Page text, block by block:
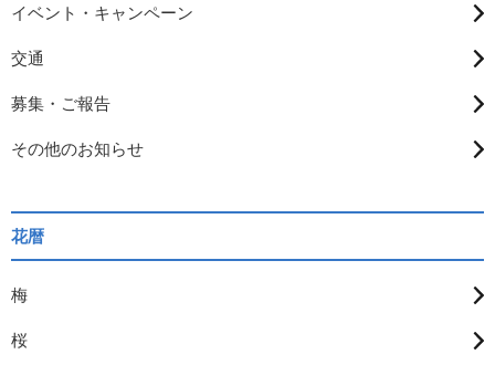
イベント・キャンペーン
交通
募集・ご報告
その他のお知らせ
花暦
梅
桜